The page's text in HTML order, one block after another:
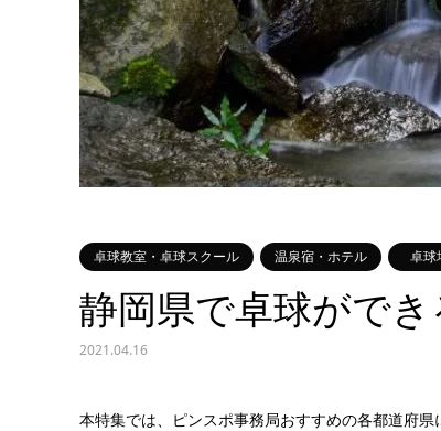
卓球教室・卓球スクール 温泉宿・ホテル 卓球
静岡県で卓球ができ
2021.04.16
本特集では、ピンスポ事務局おすすめの各都道府県